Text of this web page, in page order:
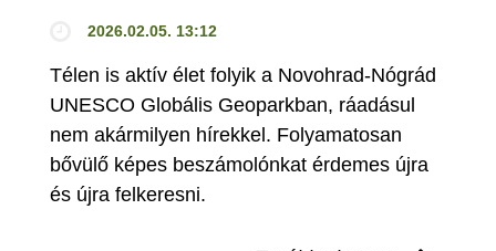
2026.02.05. 13:12
Télen is aktív élet folyik a Novohrad-Nógrád
UNESCO Globális Geoparkban, ráadásul
nem akármilyen hírekkel. Folyamatosan
bővülő képes beszámolónkat érdemes újra
és újra felkeresni.